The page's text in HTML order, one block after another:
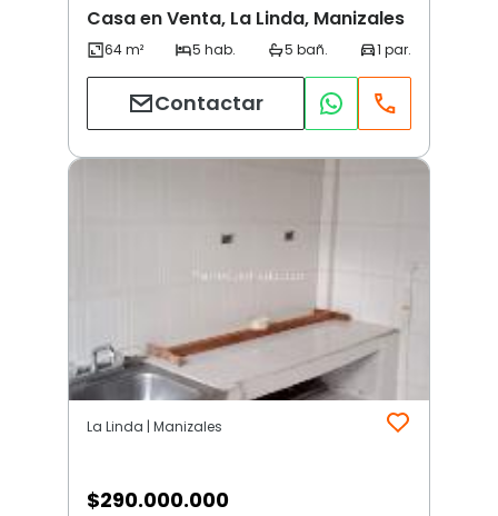
Casa en Venta, La Linda, Manizales
Contactar
La Linda | Manizales
$290.000.000